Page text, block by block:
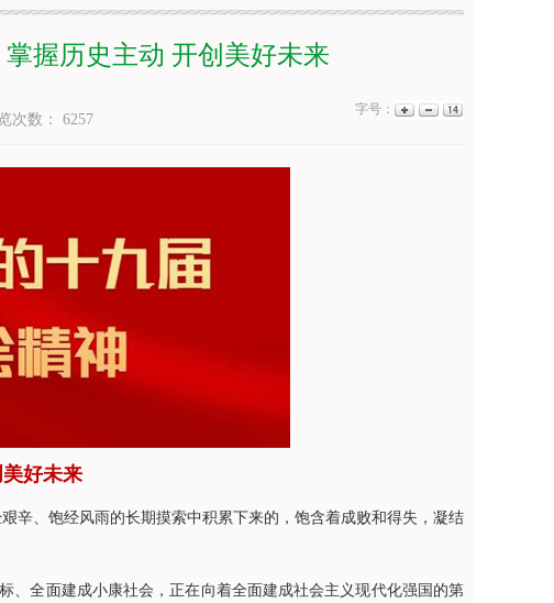
握历史主动 开创美好未来
次数： 6257
字号：
好未来
、饱经风雨的长期摸索中积累下来的，饱含着成败和得失，凝结
全面建成小康社会，正在向着全面建成社会主义现代化强国的第